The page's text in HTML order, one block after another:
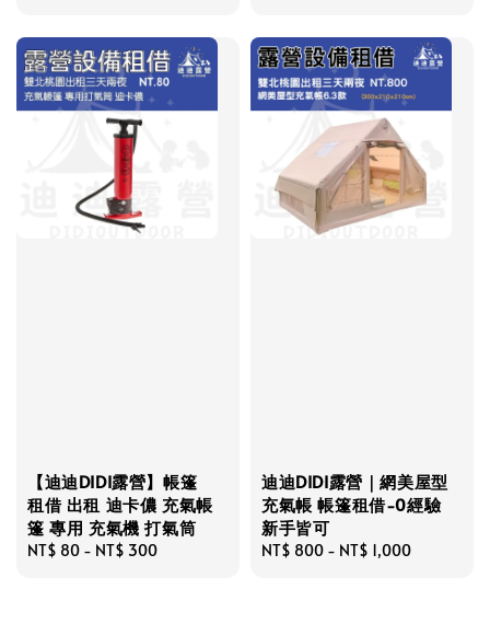
【迪迪DIDI露營】帳篷
租借 出租 迪卡儂 充氣帳
篷 專用 充氣機 打氣筒
Regular
NT$ 80 - NT$ 300
迪迪DIDI露營｜網美屋型
充氣帳 帳篷租借-0經驗
新手皆可
Regular
NT$ 800 - NT$ 1,000